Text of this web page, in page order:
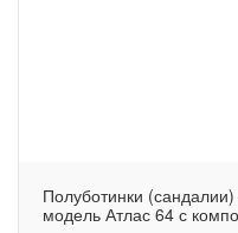
Полуботинки
модель Атлас 64 с